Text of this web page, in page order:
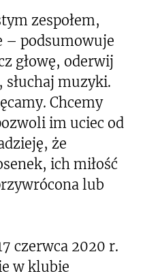
zespołem,
– podsumowuje
głowę, oderwij
słuchaj muzyki.
Chcemy
im uciec od
że
ich miłość
lub
czerwca 2020 r.
w klubie